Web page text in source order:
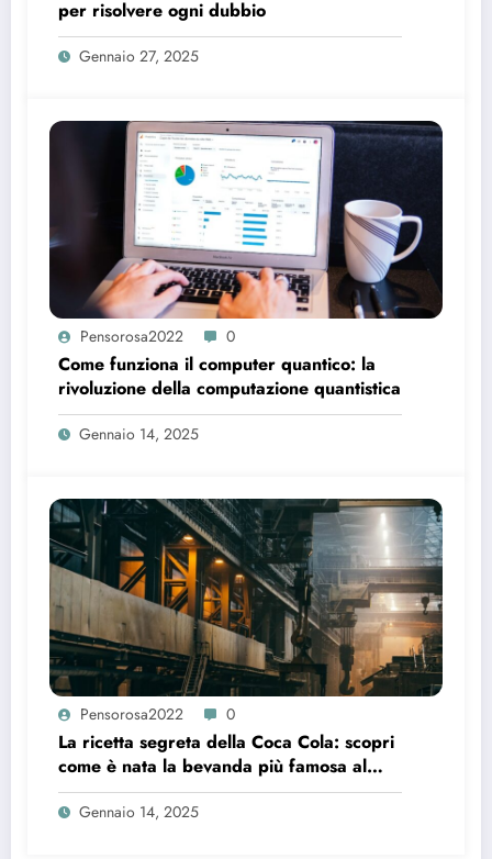
per risolvere ogni dubbio
Gennaio 27, 2025
Pensorosa2022 0
Come funziona il computer quantico: la
rivoluzione della computazione quantistica
Gennaio 14, 2025
Pensorosa2022 0
La ricetta segreta della Coca Cola: scopri
come è nata la bevanda più famosa al
mondo
Gennaio 14, 2025